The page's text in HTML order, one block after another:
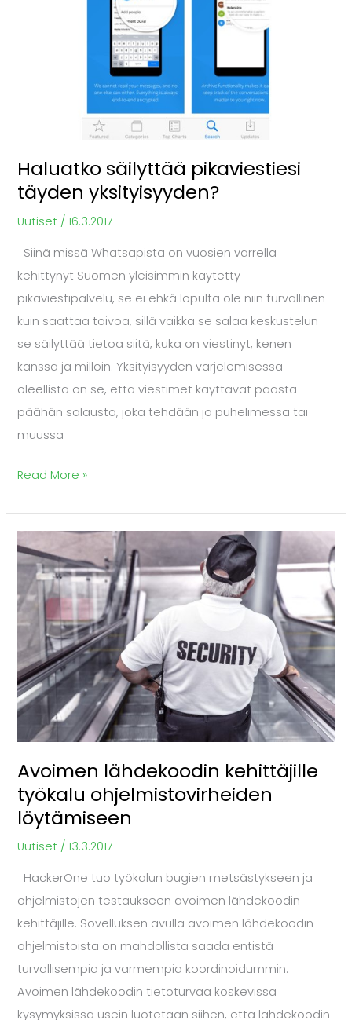
Haluatko säilyttää pikaviestiesi
täyden yksityisyyden?
Uutiset /16.3.2017
Siinä missä Whatsapista on vuosien varrella
kehittynyt Suomen yleisimmin käytetty
pikaviestipalvelu, se ei ehkä lopulta ole niin turvallinen
kuin saattaa toivoa, sillä vaikka se salaa keskustelun
se säilyttää tietoa siitä, kuka on viestinyt, kenen
kanssa ja milloin. Yksityisyyden varjelemisessa
oleellista on se, että viestimet käyttävät päästä
päähän salausta, joka tehdään jo puhelimessa tai
muussa
Read More »
Avoimen lähdekoodin kehittäjille
työkalu ohjelmistovirheiden
löytämiseen
Uutiset /13.3.2017
HackerOne tuo työkalun bugien metsästykseen ja
ohjelmistojen testaukseen avoimen lähdekoodin
kehittäjille. Sovelluksen avulla avoimen lähdekoodin
ohjelmistoista on mahdollista saada entistä
turvallisempia ja varmempia koordinoidummin.
Avoimen lähdekoodin tietoturvaa koskevissa
kysymyksissä usein luotetaan siihen, että lähdekoodin
Avoimen
lähdekoodin
kehittäjille
työkalu
ohjelmistovirheiden
löytämiseen